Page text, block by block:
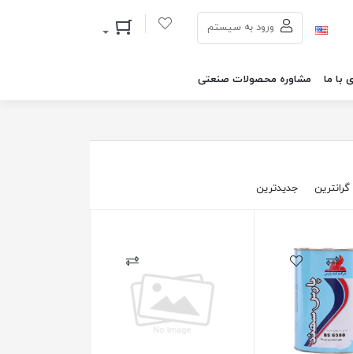
ورود به سیستم سبد خرید
با ما مشاوره محصولات صنعتی
گرانترین جدیدترین